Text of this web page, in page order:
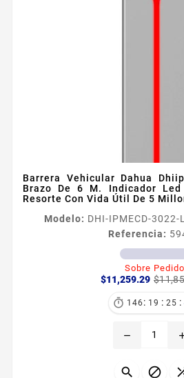
Barrera Vehicular Dahua
Brazo De 6 M. Indicador
Resorte Con Vida Útil De 5
Modelo: DHI-IPMECD-
Referencia:
Sobre Pedido
$11,259.29
 146 : 19 : 25 :
remove
 